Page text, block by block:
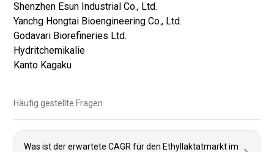
Shenzhen Esun Industrial Co., Ltd.
Yanchg Hongtai Bioengineering Co., Ltd.
Godavari Biorefineries Ltd.
Hydritchemikalie
Kanto Kagaku
Häufig gestellte Fragen
Was ist der erwartete CAGR für den Ethyllaktatmarkt im